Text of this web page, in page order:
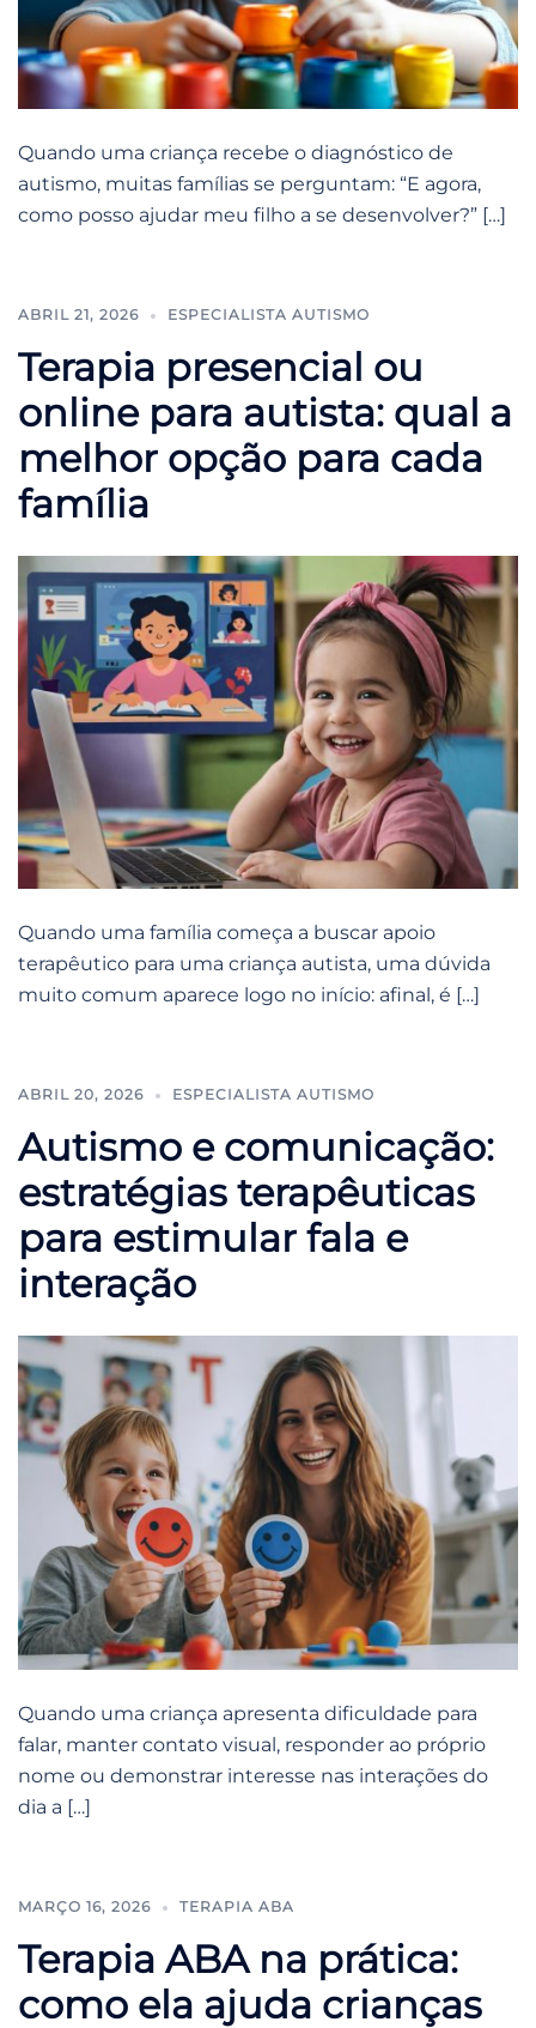
Quando uma criança recebe o diagnóstico de
autismo, muitas famílias se perguntam: “E agora,
como posso ajudar meu filho a se desenvolver?” […]
ABRIL 21, 2026 ESPECIALISTA AUTISMO
Terapia presencial ou
online para autista: qual a
melhor opção para cada
família
Quando uma família começa a buscar apoio
terapêutico para uma criança autista, uma dúvida
muito comum aparece logo no início: afinal, é […]
ABRIL 20, 2026 ESPECIALISTA AUTISMO
Autismo e comunicação:
estratégias terapêuticas
para estimular fala e
interação
Quando uma criança apresenta dificuldade para
falar, manter contato visual, responder ao próprio
nome ou demonstrar interesse nas interações do
dia a […]
MARÇO 16, 2026 TERAPIA ABA
Terapia ABA na prática:
como ela ajuda crianças